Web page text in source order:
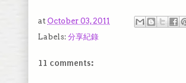
at October 03, 2011
Labels: 分享紀錄
11 comments: